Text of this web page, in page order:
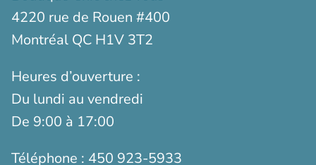
4220 rue de Rouen #400
Montréal QC H1V 3T2
Heures d’ouverture :
Du lundi au vendredi
De 9:00 à 17:00
Téléphone : 450 923-5933